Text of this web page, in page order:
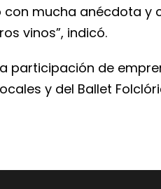
con mucha anécdota y
vinos”, indicó.
participación de
y del Ballet